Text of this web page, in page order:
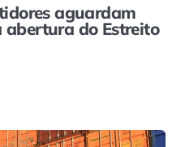
aguardam
abertura do Estreito